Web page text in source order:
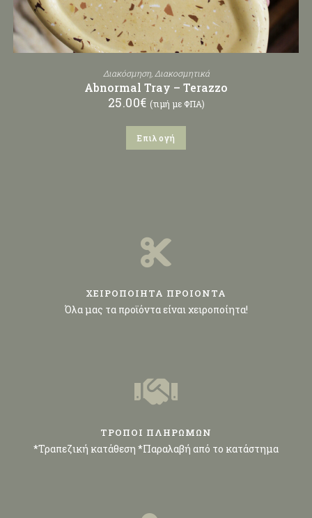
Διακόσμηση, Διακοσμητικά
Abnormal Tray – Terazzo
25.00€ (τιμή με ΦΠΑ)
Επιλογή
ΧΕΙΡΟΠΟΙΗΤΑ ΠΡΟΙΟΝΤΑ
Όλα μας τα προϊόντα είναι χειροποίητα!
ΤΡΟΠΟΙ ΠΛΗΡΩΜΩΝ
*Τραπεζική κατάθεση *Παραλαβή από το κατάστημα